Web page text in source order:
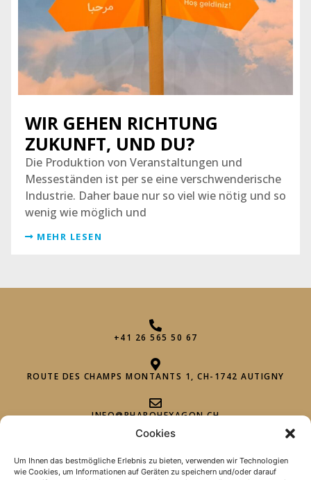
Cookies
Um Ihnen das bestmögliche Erlebnis zu bieten, verwenden wir Technologien
wie Cookies, um Informationen auf Geräten zu speichern und/oder darauf
WIR GEHEN RICHTUNG
ZUKUNFT, UND DU?
Die Produktion von Veranstaltungen und
Messeständen ist per se eine verschwenderische
Industrie. Daher baue nur so viel wie nötig und so
wenig wie möglich und
MEHR LESEN
+41 26 565 50 67
ROUTE DES CHAMPS MONTANTS 1, CH-1742 AUTIGNY
INFO@PHAROHEXAGON.CH